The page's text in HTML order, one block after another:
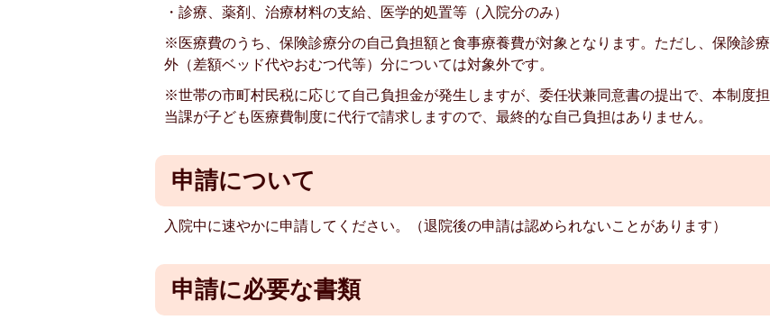
・診療、薬剤、治療材料の支給、医学的処置等（入院分のみ）
※医療費のうち、保険診療分の自己負担額と食事療養費が対象となります。ただし、保険診療
外（差額ベッド代やおむつ代等）分については対象外です。
※世帯の市町村民税に応じて自己負担金が発生しますが、委任状兼同意書の提出で、本制度担
当課が子ども医療費制度に代行で請求しますので、最終的な自己負担はありません。
申請について
入院中に速やかに申請してください。（退院後の申請は認められないことがあります）
申請に必要な書類